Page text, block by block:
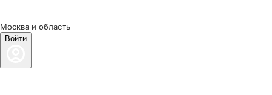
Москва и область
Войти